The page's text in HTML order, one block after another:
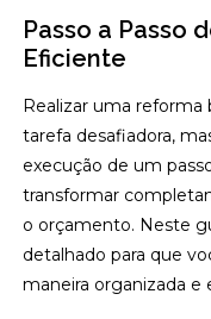
Passo a Passo
Eficiente
Realizar uma reforma
tarefa desafiadora,
execução de um
transformar
o orçamento. Neste
detalhado para que
maneira organizada e